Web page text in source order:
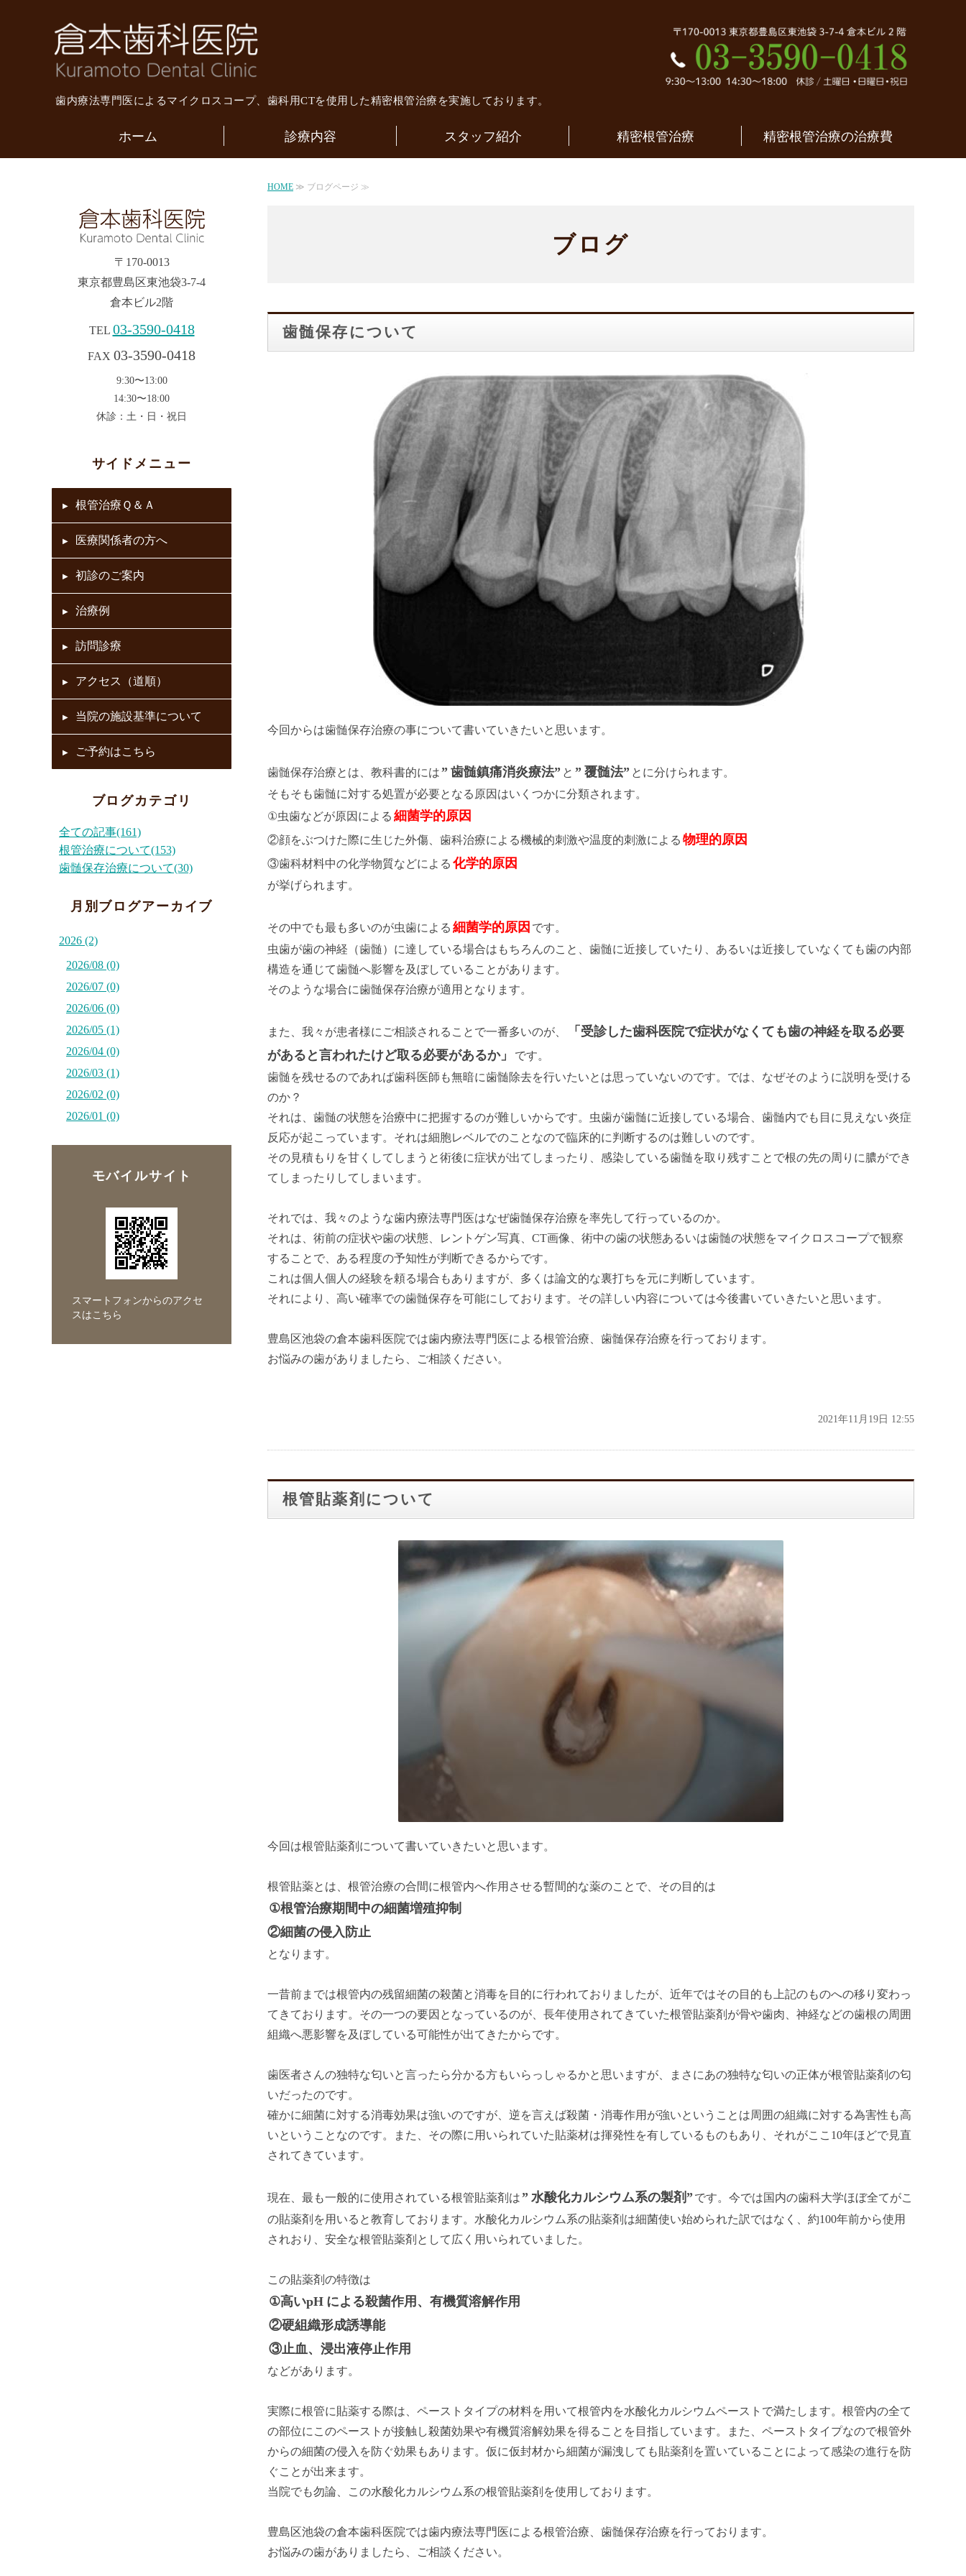
倉本歯科医院｜歯内療法専門医による精密根管治療｜東京都
歯内療法専門医によるマイクロスコープ、歯科用CTを使用した精密根管治療を実施しております。
ホーム 診療内容 スタッフ紹介 精密根管治療 精密根管治療の治療費
HOME ≫ ブログページ ≫
ブログ
歯髄保存について
今回からは歯髄保存治療の事について書いていきたいと思います。
歯髄保存治療とは、教科書的には” 歯髄鎮痛消炎療法” と ” 覆髄法” とに分けられます。
そもそも歯髄に対する処置が必要となる原因はいくつかに分類されます。
①虫歯などが原因による 細菌学的原因
②顔をぶつけた際に生じた外傷、歯科治療による機械的刺激や温度的刺激による 物理的原因
③歯科材料中の化学物質などによる 化学的原因
が挙げられます。
その中でも最も多いのが虫歯による 細菌学的原因 です。
虫歯が歯の神経（歯髄）に達している場合はもちろんのこと、歯髄に近接していたり、あるいは近接していなくても歯の内部
構造を通じて歯髄へ影響を及ぼしていることがあります。
そのような場合に歯髄保存治療が適用となります。
また、我々が患者様にご相談されることで一番多いのが、
「受診した歯科医院で症状がなくても歯の神経を取る必要
があると言われたけど取る必要があるか」
です。
歯髄を残せるのであれば歯科医師も無暗に歯髄除去を行いたいとは思っていないのです。では、なぜそのように説明を受ける
のか？
それは、歯髄の状態を治療中に把握するのが難しいからです。虫歯が歯髄に近接している場合、歯髄内でも目に見えない炎症
反応が起こっています。それは細胞レベルでのことなので臨床的に判断するのは難しいのです。
その見積もりを甘くしてしまうと術後に症状が出てしまったり、感染している歯髄を取り残すことで根の先の周りに膿ができ
てしまったりしてしまいます。
それでは、我々のような歯内療法専門医はなぜ歯髄保存治療を率先して行っているのか。
それは、術前の症状や歯の状態、レントゲン写真、CT画像、術中の歯の状態あるいは歯髄の状態をマイクロスコープで観察
することで、ある程度の予知性が判断できるからです。
これは個人個人の経験を頼る場合もありますが、多くは論文的な裏打ちを元に判断しています。
それにより、高い確率での歯髄保存を可能にしております。その詳しい内容については今後書いていきたいと思います。
豊島区池袋の倉本歯科医院では歯内療法専門医による根管治療、歯髄保存治療を行っております。
お悩みの歯がありましたら、ご相談ください。
2021年11月19日 12:55
根管貼薬剤について
今回は根管貼薬剤について書いていきたいと思います。
根管貼薬とは、根管治療の合間に根管内へ作用させる暫間的な薬のことで、その目的は
①根管治療期間中の細菌増殖抑制
②細菌の侵入防止
となります。
一昔前までは根管内の残留細菌の殺菌と消毒を目的に行われておりましたが、近年ではその目的も上記のものへの移り変わっ
てきております。その一つの要因となっているのが、長年使用されてきていた根管貼薬剤が骨や歯肉、神経などの歯根の周囲
組織へ悪影響を及ぼしている可能性が出てきたからです。
歯医者さんの独特な匂いと言ったら分かる方もいらっしゃるかと思いますが、まさにあの独特な匂いの正体が根管貼薬剤の匂
いだったのです。
確かに細菌に対する消毒効果は強いのですが、逆を言えば殺菌・消毒作用が強いということは周囲の組織に対する為害性も高
いということなのです。また、その際に用いられていた貼薬材は揮発性を有しているものもあり、それがここ10年ほどで見直
されてきています。
現在、最も一般的に使用されている根管貼薬剤は” 水酸化カルシウム系の製剤” です。今では国内の歯科大学ほぼ全てがこ
の貼薬剤を用いると教育しております。水酸化カルシウム系の貼薬剤は細菌使い始められた訳ではなく、約100年前から使用
されおり、安全な根管貼薬剤として広く用いられていました。
この貼薬剤の特徴は
①高いpH による殺菌作用、有機質溶解作用
②硬組織形成誘導能
③止血、浸出液停止作用
などがあります。
実際に根管に貼薬する際は、ペーストタイプの材料を用いて根管内を水酸化カルシウムペーストで満たします。根管内の全て
の部位にこのペーストが接触し殺菌効果や有機質溶解効果を得ることを目指しています。また、ペーストタイプなので根管外
からの細菌の侵入を防ぐ効果もあります。仮に仮封材から細菌が漏洩しても貼薬剤を置いていることによって感染の進行を防
ぐことが出来ます。
当院でも勿論、この水酸化カルシウム系の根管貼薬剤を使用しております。
豊島区池袋の倉本歯科医院では歯内療法専門医による根管治療、歯髄保存治療を行っております。
お悩みの歯がありましたら、ご相談ください。
〒170-0013
東京都豊島区東池袋3-7-4
倉本ビル2階
TEL 03-3590-0418
FAX 03-3590-0418
9:30〜13:00
14:30〜18:00
休診：土・日・祝日
サイドメニュー
根管治療Ｑ＆Ａ
医療関係者の方へ
初診のご案内
治療例
訪問診療
アクセス（道順）
当院の施設基準について
ご予約はこちら
ブログカテゴリ
全ての記事(161)
根管治療について(153)
歯髄保存治療について(30)
月別ブログアーカイブ
2026 (2)
2026/08 (0)
2026/07 (0)
2026/06 (0)
2026/05 (1)
2026/04 (0)
2026/03 (1)
2026/02 (0)
2026/01 (0)
モバイルサイト
スマートフォンからのアクセ
スはこちら